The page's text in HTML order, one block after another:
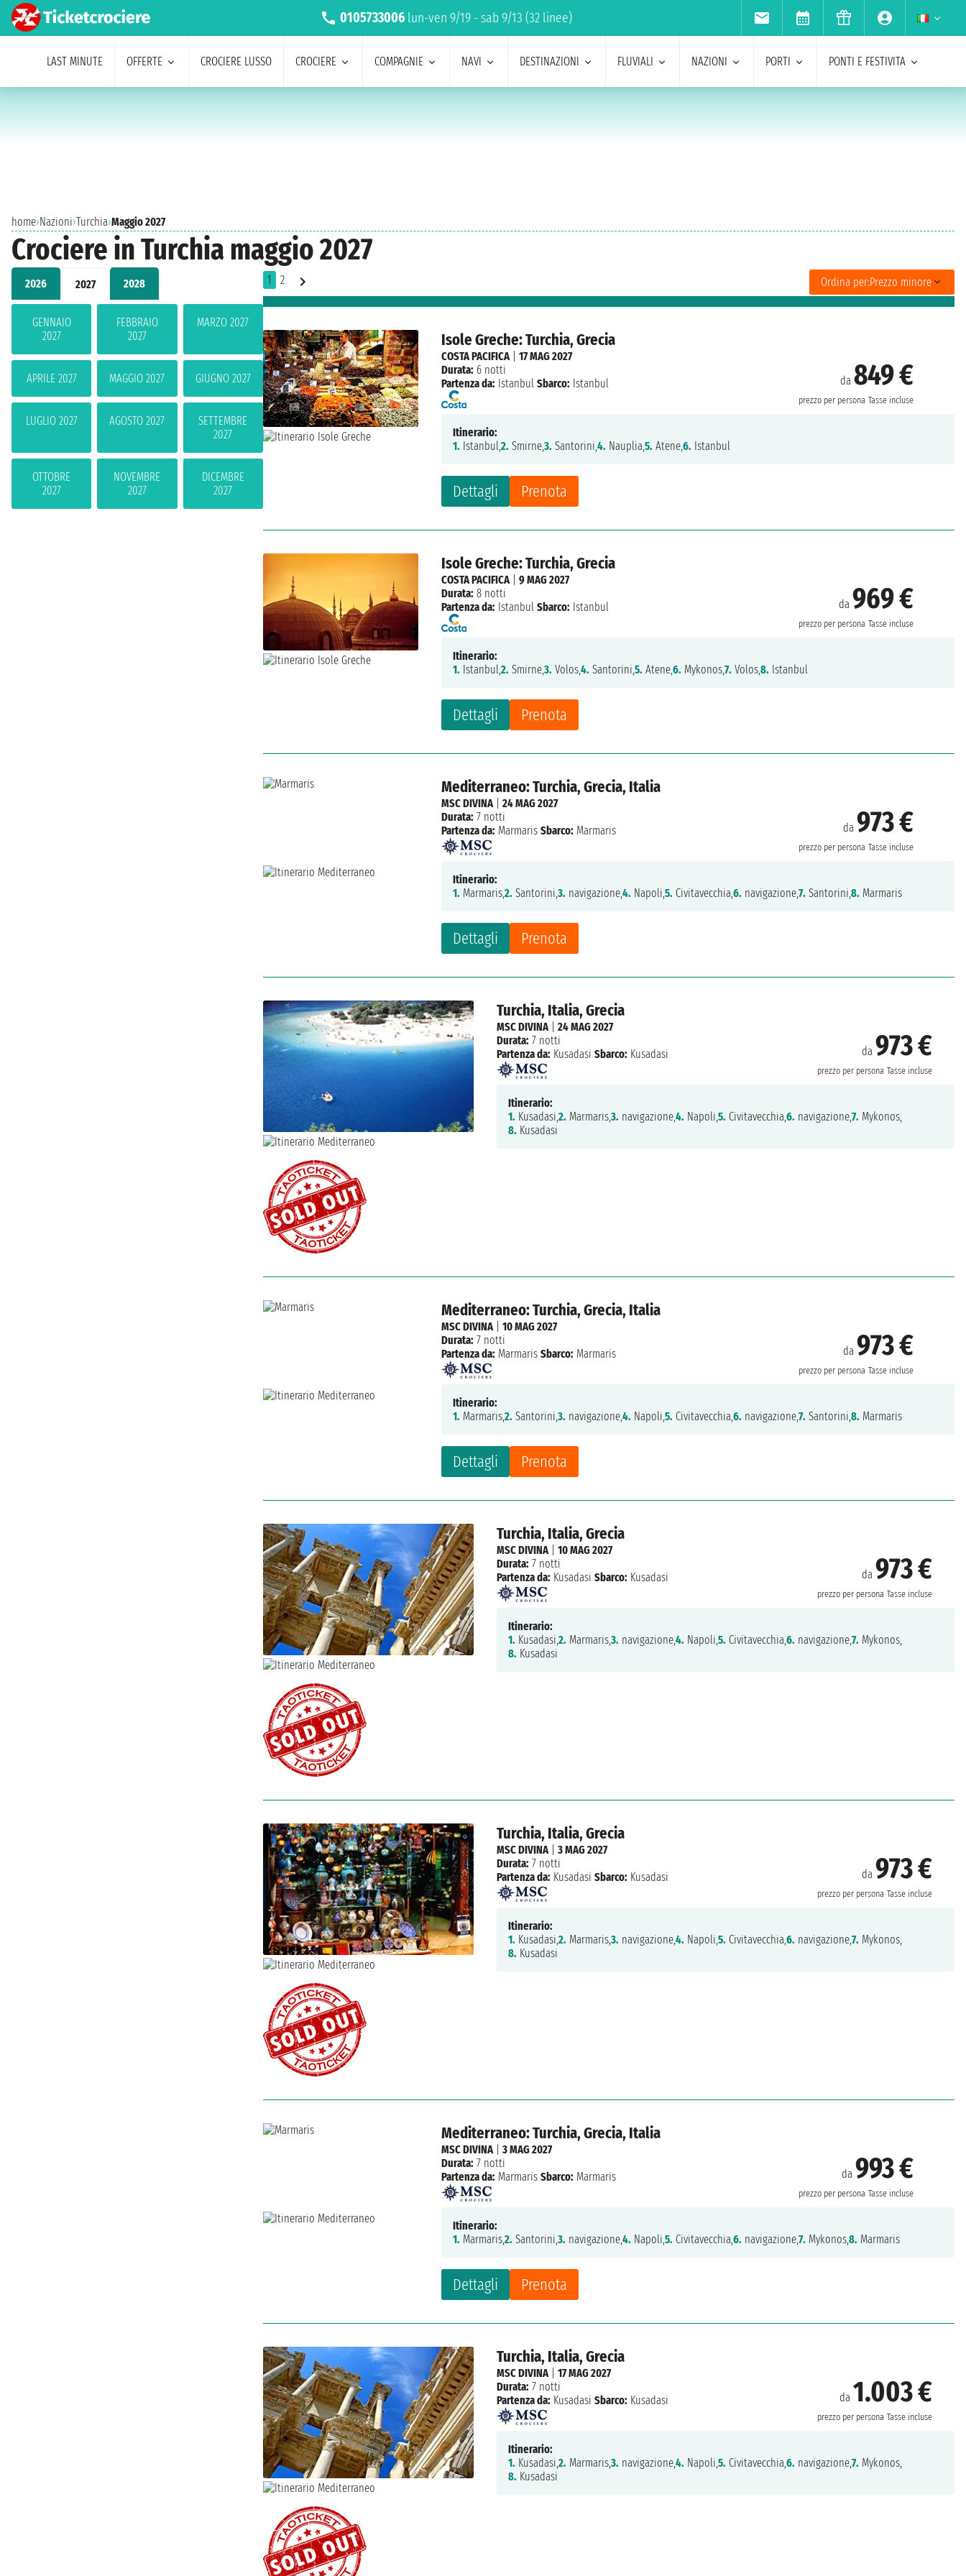
0105733006 lun-ven 9/19 - sab 9/13 (32 linee)
LAST MINUTE OFFERTE CROCIERE LUSSO CROCIERE COMPAGNIE NAVI DESTINAZIONI FLUVIALI NAZIONI PORTI PONTI E FESTIVITA
home›Nazioni›Turchia›Maggio 2027
Crociere in Turchia maggio 2027
2026 2027 2028
GENNAIO
2027
FEBBRAIO
2027
MARZO 2027
APRILE 2027 MAGGIO 2027 GIUGNO 2027
LUGLIO 2027 AGOSTO 2027
SETTEMBRE
2027
OTTOBRE
2027
NOVEMBRE
2027
DICEMBRE
2027
1 2 Ordina per:Prezzo minore
Isole Greche: Turchia, Grecia
da849 €
prezzo per persona Tasse incluse
Dettagli Prenota
COSTA PACIFICA|17 MAG 2027
Durata: 6 notti
Partenza da: Istanbul Sbarco: Istanbul
Itinerario:
1. Istanbul,2. Smirne,3. Santorini,4. Nauplia,5. Atene,6. Istanbul
Isole Greche: Turchia, Grecia
da 969 €
prezzo per persona Tasse incluse
Dettagli Prenota
COSTA PACIFICA|9 MAG 2027
Durata: 8 notti
Partenza da: Istanbul Sbarco: Istanbul
Itinerario:
1. Istanbul,2. Smirne,3. Volos,4. Santorini,5. Atene,6. Mykonos,7. Volos,8. Istanbul
Mediterraneo: Turchia, Grecia, Italia
da 973 €
prezzo per persona Tasse incluse
Dettagli Prenota
MSC DIVINA|24 MAG 2027
Durata: 7 notti
Partenza da: Marmaris Sbarco: Marmaris
Itinerario:
1. Marmaris,2. Santorini,3. navigazione,4. Napoli,5. Civitavecchia,6. navigazione,7. Santorini,8. Marmaris
Turchia, Italia, Grecia
da 973 €
prezzo per persona Tasse incluse
MSC DIVINA| 24 MAG 2027
Durata: 7 notti
Partenza da: Kusadasi Sbarco: Kusadasi
Itinerario:
1. Kusadasi,2. Marmaris,3. navigazione,4. Napoli,5. Civitavecchia,6. navigazione,7. Mykonos,
8. Kusadasi
Mediterraneo: Turchia, Grecia, Italia
da 973 €
prezzo per persona Tasse incluse
Dettagli Prenota
MSC DIVINA|10 MAG 2027
Durata: 7 notti
Partenza da: Marmaris Sbarco: Marmaris
Itinerario:
1. Marmaris,2. Santorini,3. navigazione,4. Napoli,5. Civitavecchia,6. navigazione,7. Santorini,8. Marmaris
Turchia, Italia, Grecia
da 973 €
prezzo per persona Tasse incluse
MSC DIVINA| 10 MAG 2027
Durata: 7 notti
Partenza da: Kusadasi Sbarco: Kusadasi
Itinerario:
1. Kusadasi,2. Marmaris,3. navigazione,4. Napoli,5. Civitavecchia,6. navigazione,7. Mykonos,
8. Kusadasi
Turchia, Italia, Grecia
da 973 €
prezzo per persona Tasse incluse
MSC DIVINA| 3 MAG 2027
Durata: 7 notti
Partenza da: Kusadasi Sbarco: Kusadasi
Itinerario:
1. Kusadasi,2. Marmaris,3. navigazione,4. Napoli,5. Civitavecchia,6. navigazione,7. Mykonos,
8. Kusadasi
Mediterraneo: Turchia, Grecia, Italia
da 993 €
prezzo per persona Tasse incluse
Dettagli Prenota
MSC DIVINA|3 MAG 2027
Durata: 7 notti
Partenza da: Marmaris Sbarco: Marmaris
Itinerario:
1. Marmaris,2. Santorini,3. navigazione,4. Napoli,5. Civitavecchia,6. navigazione,7. Mykonos,8. Marmaris
Turchia, Italia, Grecia
da 1.003 €
prezzo per persona Tasse incluse
MSC DIVINA| 17 MAG 2027
Durata: 7 notti
Partenza da: Kusadasi Sbarco: Kusadasi
Itinerario:
1. Kusadasi,2. Marmaris,3. navigazione,4. Napoli,5. Civitavecchia,6. navigazione,7. Mykonos,
8. Kusadasi